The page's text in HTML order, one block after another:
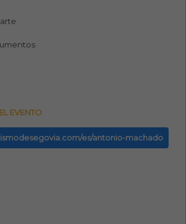
EVENTO
es/antonio-machado